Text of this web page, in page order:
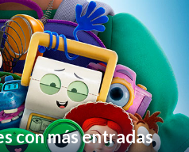
con más entradas